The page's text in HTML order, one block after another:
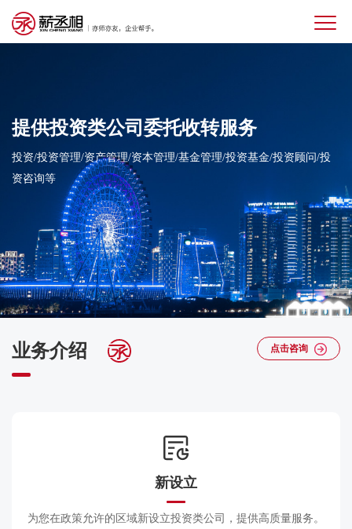
提供投资类公司委托收转服务
投资/投资管理/资产管理/资本管理/基金管理/投资基金/投资顾问/投
资咨询等
点击咨询
业务介绍
新设立
为您在政策允许的区域新设立投资类公司，提供高质量服务。